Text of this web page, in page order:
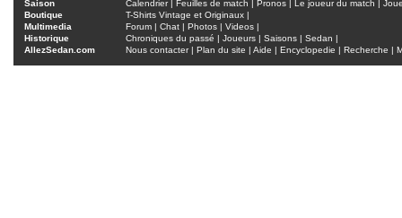
Saison Calendrier| Feuilles de match Pronos Le joueur du match
Boutique
T-Shirts Vintage et Originaux |
Multimedia
Forum | Chat | Photos | Videos |
Historique
Chroniques du passé | Joueurs | Saisons | Sedan |
AllezSedan.com
Nous contacter| Plan du site | Aide | Encyclopedie | Recherche |